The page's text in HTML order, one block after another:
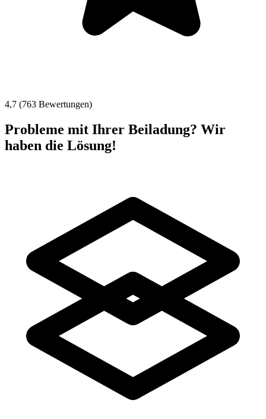
4,7 (763 Bewertungen)
Probleme mit Ihrer Beiladung? Wir
haben die Lösung!